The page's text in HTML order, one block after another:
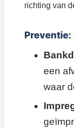
richting van
een
waar